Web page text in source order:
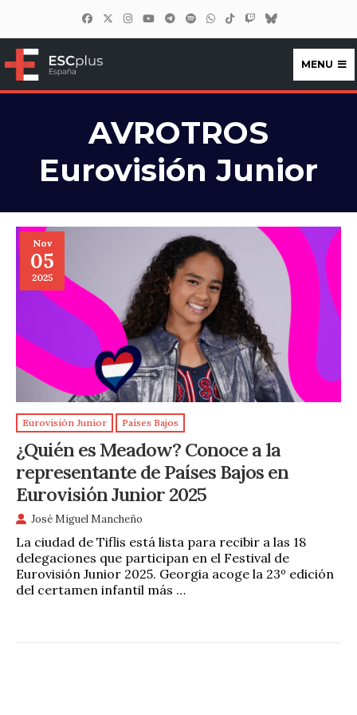
ESCplus España
MENU
AVROTROS
Eurovisión Junior
Nov
05
2025
Eurovisión Junior Países Bajos
¿Quién es Meadow? Conoce a la
representante de Países Bajos en
Eurovisión Junior 2025
José Miguel Mancheño
La ciudad de Tiflis está lista para recibir a las 18
delegaciones que participan en el Festival de
Eurovisión Junior 2025. Georgia acoge la 23º edición
del certamen infantil más …